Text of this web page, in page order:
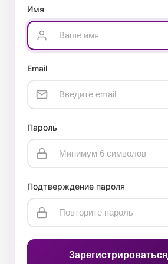
Имя
Email
Пароль
Подтверждение пароля
Зарегистрироваться